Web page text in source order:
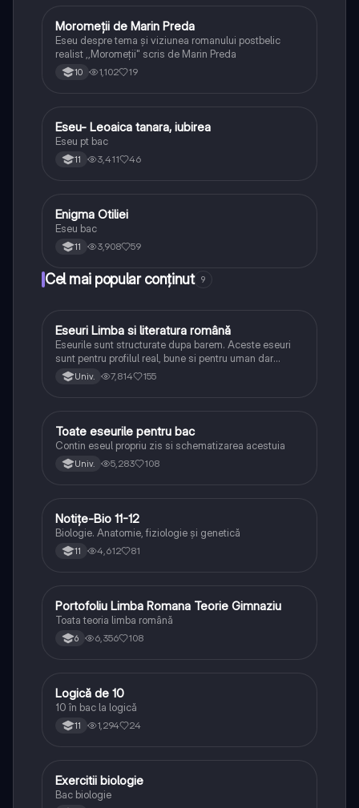
Limba și literatura română
Moromeții de Marin Preda
Eseu despre tema și viziunea romanului postbelic
realist ,,Moromeții" scris de Marin Preda
10 1,102 19
Limba și literatura română
Eseu- Leoaica tanara, iubirea
Eseu pt bac
11 3,411 46
Limba și literatura română
Enigma Otiliei
Eseu bac
11 3,908 59
Cel mai popular conținut 9
Limba și literatura română
Eseuri Limba si literatura română
Eseurile sunt structurate dupa barem. Aceste eseuri
sunt pentru profilul real, bune si pentru uman dar
lipsesc relatiile dintre personaje si caracrerizarile.
Univ. 7,814 155
Limba și literatura română
Toate eseurile pentru bac
Contin eseul propriu zis si schematizarea acestuia
Univ. 5,283 108
Biologie
Notițe-Bio 11-12
Biologie. Anatomie, fiziologie și genetică
11 4,612 81
Limba și literatura română
Portofoliu Limba Romana Teorie Gimnaziu
Toata teoria limba română
6 6,356 108
Logică
Logică de 10
10 în bac la logică
11 1,294 24
Biologie
Exercitii biologie
Bac biologie